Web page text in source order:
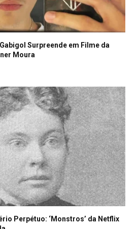
Surpreende em Filme da
Moura
Perpétuo: ‘Monstros’ da Netflix